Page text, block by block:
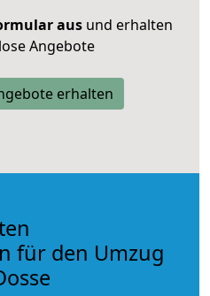
ausund erhalten
Angebote
erhalten
für den Umzug